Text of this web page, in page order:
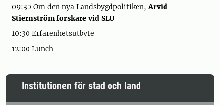
09:30 Om den nya Landsbygdpolitiken,Arvid
Stiernström forskare vid SLU
10:30 Erfarenhetsutbyte
12:00 Lunch
Institutionen för stad och land